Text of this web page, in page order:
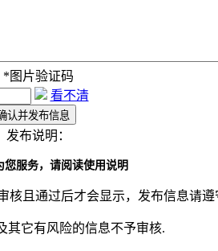
* 图片验证码
看不清
发布说明：
您服务，请阅读使用说明
且通过后才会显示，发布信息请遵
其它有风险的信息不予审核.